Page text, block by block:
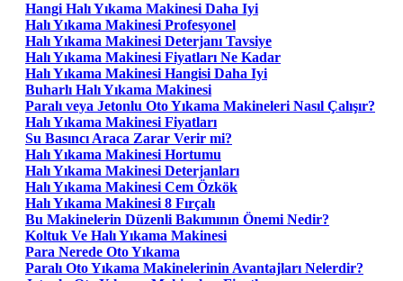
Hangi Halı Yıkama Makinesi Daha Iyi
Halı Yıkama Makinesi Profesyonel
Halı Yıkama Makinesi Deterjanı Tavsiye
Halı Yıkama Makinesi Fiyatları Ne Kadar
Halı Yıkama Makinesi Hangisi Daha Iyi
Buharlı Halı Yıkama Makinesi
Paralı veya Jetonlu Oto Yıkama Makineleri Nasıl Çalışır?
Halı Yıkama Makinesi Fiyatları
Su Basıncı Araca Zarar Verir mi?
Halı Yıkama Makinesi Hortumu
Halı Yıkama Makinesi Deterjanları
Halı Yıkama Makinesi Cem Özkök
Halı Yıkama Makinesi 8 Fırçalı
Bu Makinelerin Düzenli Bakımının Önemi Nedir?
Koltuk Ve Halı Yıkama Makinesi
Para Nerede Oto Yıkama
Paralı Oto Yıkama Makinelerinin Avantajları Nelerdir?